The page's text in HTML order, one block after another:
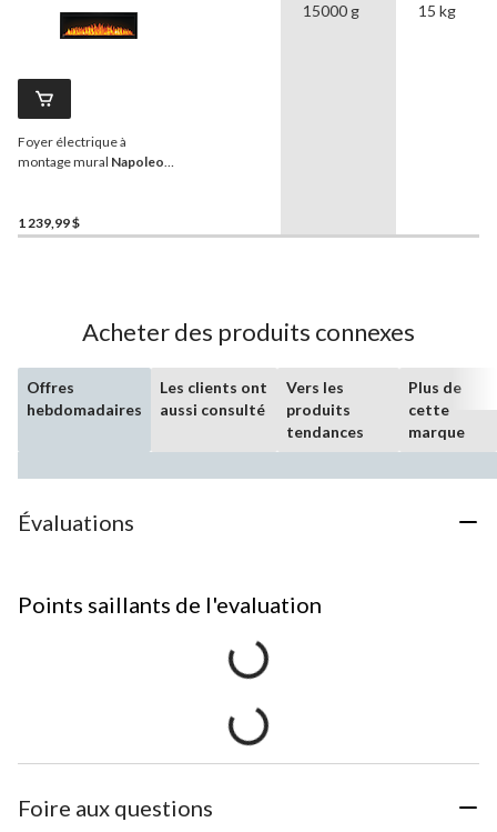
Foyer électrique à
montage mural Napoleon
noir
1 239,99 $
15000 g 15 kg
Acheter des produits connexes
Offres
hebdomadaires
Les clients ont
aussi consulté
Vers les
produits
tendances
Plus de
cette
marque
Évaluations
Points saillants de l'evaluation
Foire aux questions